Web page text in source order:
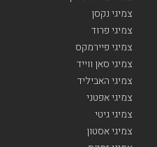
צמיגי נקסן
צמיגי פרוד
צמיגי פיירמקס
צמיגי סאן ווייד
צמיגי האביליד
צמיגי אפטני
צמיגי גיטי
צמיגי אסטון